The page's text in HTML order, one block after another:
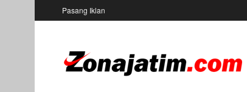
Pasang Iklan